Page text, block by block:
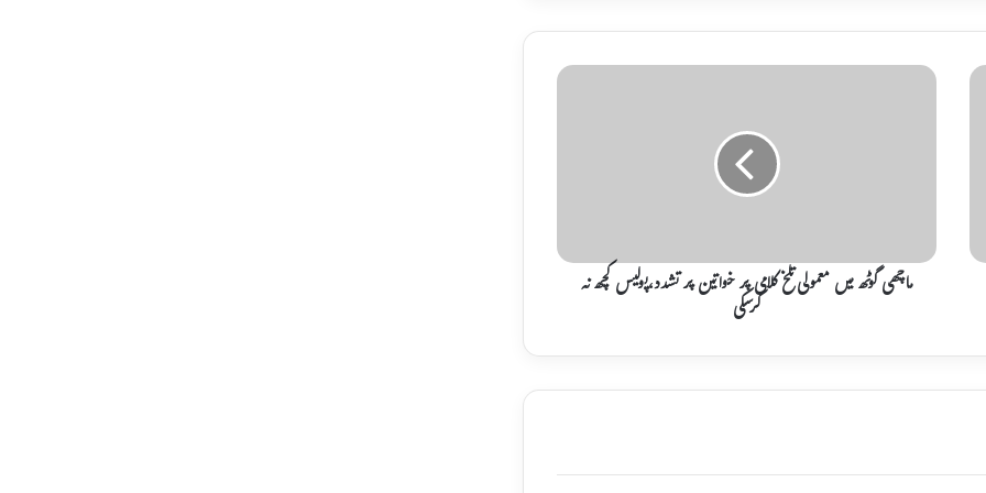
م
ٹھ
م
ع
م
ی
ماچھی گوٹھ میں معمولی تلخ کلامی پر خواتین پر تشدد،پولیس کچھ نہ
کرسکی